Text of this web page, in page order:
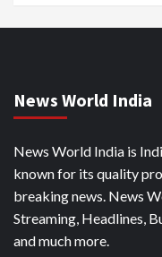
News World India
News World India is
known for its quality
breaking news. News
Streaming, Headlines,
and much more.